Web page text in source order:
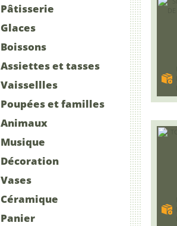
Pâtisserie
Glaces
Boissons
Assiettes et tasses
Vaissellles
Poupées et familles
Animaux
Musique
Décoration
Vases
Céramique
Panier